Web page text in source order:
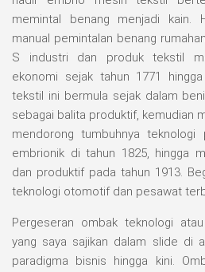
memintal benang menjadi kain.
manual pemintalan benang
S industri dan produk tekstil
ekonomi sejak tahun 1771
tekstil ini bermula sejak dalam
sebagai balita produktif, kemudian
mendorong tumbuhnya
embrionik di tahun 1825, hingga
dan produktif pada tahun 1913.
teknologi otomotif dan pesawat
Pergeseran ombak teknologi atau
yang saya sajikan dalam slide di
paradigma bisnis hingga kini.